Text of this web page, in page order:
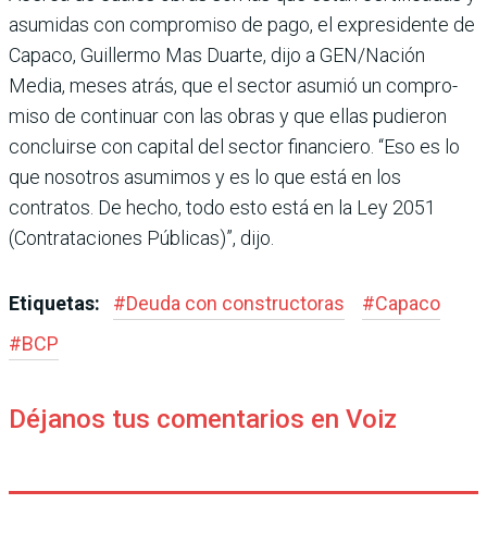
asumidas con compromiso de pago, el expresidente de
Capaco, Guillermo Mas Duarte, dijo a GEN/Nación
Media, meses atrás, que el sector asumió un compro­
miso de continuar con las obras y que ellas pudieron
concluirse con capital del sector financiero. “Eso es lo
que nosotros asumimos y es lo que está en los
contratos. De hecho, todo esto está en la Ley 2051
(Contrataciones Públicas)”, dijo.
Etiquetas: #Deuda con constructoras #Capaco
#BCP
Déjanos tus comentarios en Voiz